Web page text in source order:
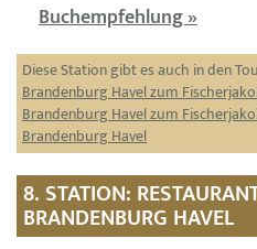
Buchempfehlung »
Diese Station gibt es auch in den
Brandenburg Havel zum
Brandenburg Havel zum
Brandenburg Havel
8. STATION:
BRANDENBURG HAVEL